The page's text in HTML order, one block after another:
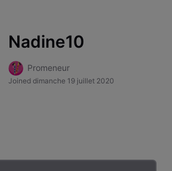
Nadine10
Promeneur
Joined dimanche 19 juillet 2020